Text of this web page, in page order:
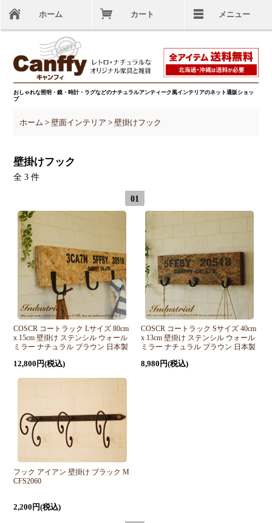
ホーム カート メニュー
おしゃれな照明・鏡・時計・ラグなどのナチュラルアンティーク風インテリアのネット通販ショッ
プ
ホーム >壁面インテリア >壁掛けフック
壁掛けフック
全 3 件
01
COSCR コートラック Lサイズ 80cm
x 15cm 壁掛け ステンシル ウォール
ミラー ナチュラル ブラウン 日本製
12,800円(税込)
COSCR コートラック Sサイズ 40cm
x 13cm 壁掛け ステンシル ウォール
ミラー ナチュラル ブラウン 日本製
8,980円(税込)
フック アイアン 壁掛け ブラック M
CFS2060
2,200円(税込)